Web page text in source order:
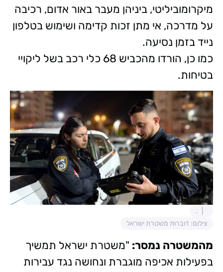
מיקרומוביליטי, ביניהן מעבר באור אדום, רכיבה
על מדרכה, אי מתן זכות קדימה ושימוש בטלפון
נייד בזמן נסיעה.
כמו כן, הורדו מהכביש 68 כלי רכב בשל ליקויי
בטיחות.
.
צילום: דוברות משטרת ישראל
מהמשטרה נמסר: "משטרת ישראל תמשיך
בפעילות אכיפה מוגברת ונחושה נגד עבירות